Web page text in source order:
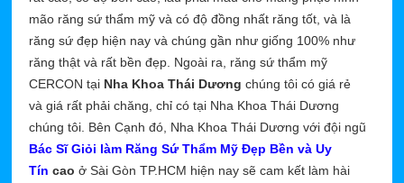
mão răng sứ thẩm mỹ và có độ đồng nhất răng tốt, và là
răng sứ đẹp hiện nay và chúng gần như giống 100% như
răng thật và rất bền đẹp. Ngoài ra, răng sứ thẩm mỹ
CERCON tại Nha Khoa Thái Dương chúng tôi có giá rẻ
và giá rất phải chăng, chỉ có tại Nha Khoa Thái Dương
chúng tôi. Bên Cạnh đó, Nha Khoa Thái Dương với đội ngũ
Bác Sĩ Giỏi làm Răng Sứ Thẩm Mỹ Đẹp Bền và Uy
Tín cao ở Sài Gòn TP.HCM hiện nay sẽ cam kết làm hài